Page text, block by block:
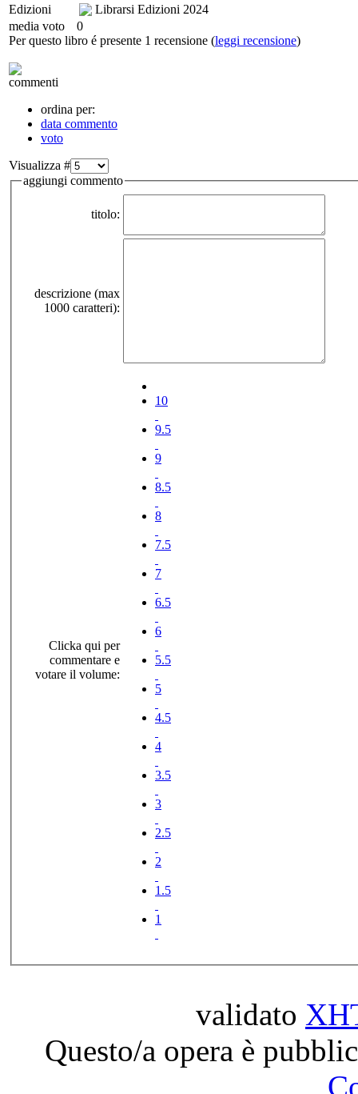
Edizioni
Librarsi Edizioni 2024
media voto
0
Per questo libro é presente 1 recensione (leggi recensione)
commenti
ordina per:
data commento
voto
Visualizza #
aggiungi commento
titolo:
descrizione (max
1000 caratteri):
Clicka qui per
commentare e
votare il volume:
10
9.5
9
8.5
8
7.5
7
6.5
6
5.5
5
4.5
4
3.5
3
2.5
2
1.5
1
validato
Questo/a opera è